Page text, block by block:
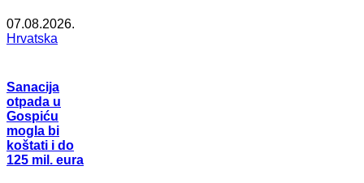
07.08.2026.
Hrvatska
Sanacija
otpada u
Gospiću
mogla bi
koštati i do
125 mil. eura